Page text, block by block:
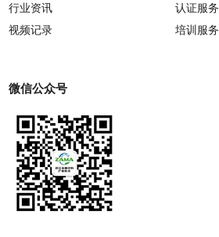
行业资讯
视频记录
认证服务
培训服务
微信公众号